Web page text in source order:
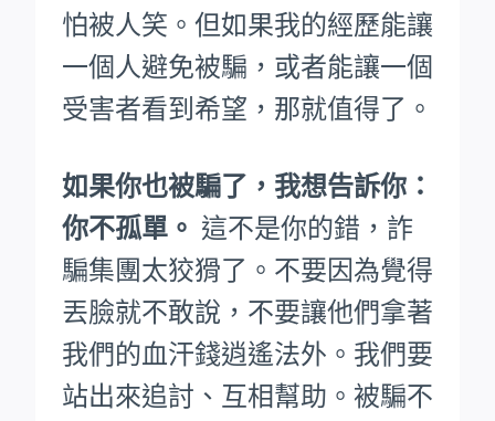
怕被人笑。 但如果我的經歷能讓
一個人避免被騙，或者能讓一個
受害者看到希望，那就值得了。
如果你也被騙了，我想告訴你：
你不孤單。 這不是你的錯，詐
騙集團太狡猾了。不要因為覺得
丟臉就不敢說，不要讓他們拿著
我們的血汗錢逍遙法外。 我們要
站出來追討、互相幫助。被騙不